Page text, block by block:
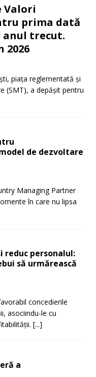
Valori
prima dată
anul trecut.
2026
piața reglementată și
(SMT), a depășit pentru
de dezvoltare
Managing Partner
în care nu lipsa
reduc personalul:
să urmărească
concedierile
asociindu-le cu
[...]
a